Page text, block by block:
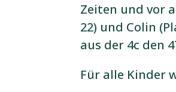
Zeiten und vor
22) und Colin
aus der 4c den
Für alle Kinder